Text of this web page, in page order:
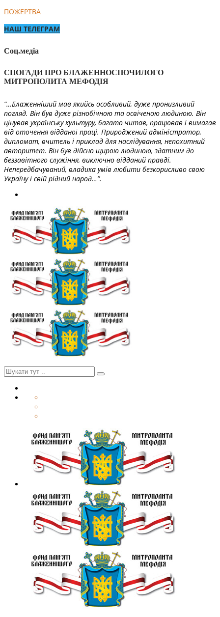
ПОЖЕРТВА
НАШ ТЕЛЕГРАМ
Соц.медіа
СПОГАДИ ПРО БЛАЖЕННОСПОЧИЛОГО
МИТРОПОЛИТА МЕФОДІЯ
“…Блаженніший мав якийсь особливий, дуже пронизливий
погляд. Він був дуже різнобічною та освіченою людиною. Він
цінував українську культуру, багато читав, працював і вимагав
від оточення відданої праці. Природжений адміністратор,
дипломат, вчитель і приклад для наслідування, непохитний
авторитет. Він був дійсно щирою людиною, здатним до
беззавітного служіння, виключно відданий правді.
Непередбачуваний, владика умів любити безкорисливо свою
Україну і свій рідний народ…”.